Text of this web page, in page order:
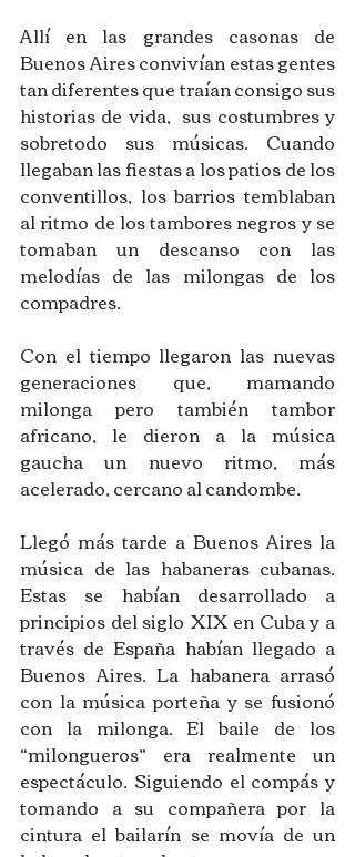
Allí en las grandes casonas de
Buenos Aires convivían estas gentes
tan diferentes que traían consigo sus
historias de vida,  sus costumbres y
sobretodo sus músicas. Cuando
llegaban las fiestas a los patios de los
conventillos, los barrios temblaban
al ritmo de los tambores negros y se
tomaban un descanso con las
melodías de las milongas de los
compadres.
Con el tiempo llegaron las nuevas
generaciones que, mamando
milonga pero también tambor
africano, le dieron a la música
gaucha un nuevo ritmo, más
acelerado, cercano al candombe.
Llegó más tarde a Buenos Aires la
música de las habaneras cubanas.
Estas se habían desarrollado a
principios del siglo XIX en Cuba y a
través de España habían llegado a
Buenos Aires. La habanera arrasó
con la música porteña y se fusionó
con la milonga. El baile de los
“milongueros” era realmente un
espectáculo. Siguiendo el compás y
tomando a su compañera por la
cintura el bailarín se movía de un